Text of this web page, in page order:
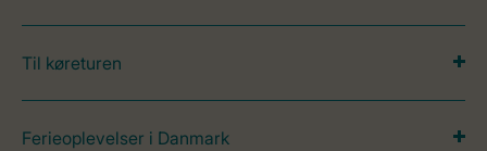
Til køreturen
Ferieoplevelser i Danmark